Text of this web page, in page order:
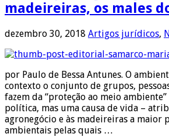
madeireiras, os males
dezembro 30, 2018 Artigos jurídicos,
por Paulo de Bessa Antunes. O
contexto o conjunto de grupos,
fazem da “proteção ao meio
política, mas uma causa de vida –
agronegócio e às madeireiras a maior
ambientais pelas quais …